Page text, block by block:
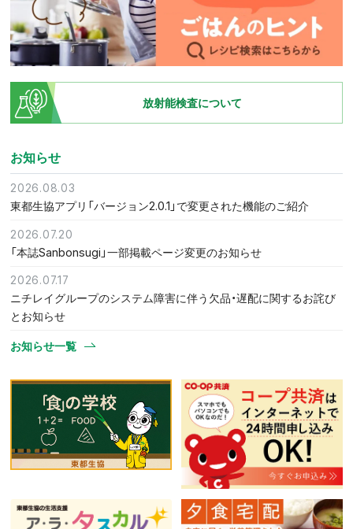
放射能検査について
お知らせ
2026.08.03
東都生協アプリ「バージョン2.0.1」で変更された機能のご紹介
2026.07.20
「本誌Sanbonsugi」一部掲載ページ変更のお知らせ
2026.07.17
ニチレイグループのシステム障害に伴う欠品・遅配に関するお詫び
とお知らせ
お知らせ一覧